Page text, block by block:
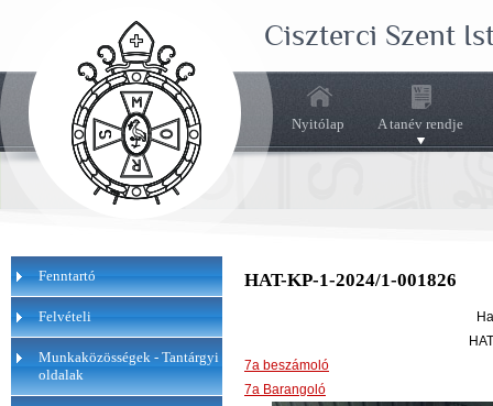
Ciszterci Szent
Nyitólap A tanév rendje
Fenntartó
Felvételi
Munkaközösségek - Tantárgyi
oldalak
HAT-KP-1-2024/1-001826
7a beszámoló
7a Barangoló